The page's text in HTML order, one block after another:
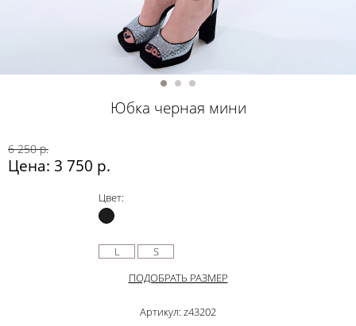
Юбка черная мини
6 250 р.
Цена: 3 750 р.
Цвет:
L
S
ПОДОБРАТЬ РАЗМЕР
Артикул: z43202